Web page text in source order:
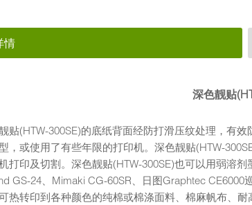
情
深色靓贴
贴(HTW-300SE)的底纸背面经防打滑压纹处理，有
，或使用了有些年限的打印机。深色靓贴(HTW-
打印及切割。深色靓贴(HTW-300SE)也可以用弱溶
GS-24、Mimaki CG-60SR、日图Graphtec
热转印到各种颜色的纯棉或棉涤面料、棉麻帆布、